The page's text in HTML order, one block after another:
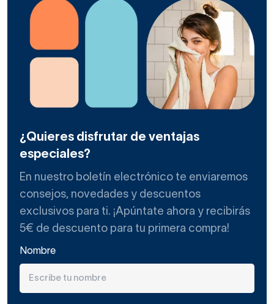
¿Quieres disfrutar de ventajas
especiales?
En nuestro boletín electrónico te enviaremos
consejos, novedades y descuentos
exclusivos para ti. ¡Apúntate ahora y recibirás
5€ de descuento para tu primera compra!
Nombre